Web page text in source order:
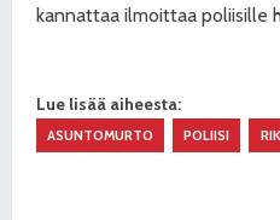
kannattaa ilmoittaa poliisille
Lue lisää aiheesta:
ASUNTOMURTO POLIISI